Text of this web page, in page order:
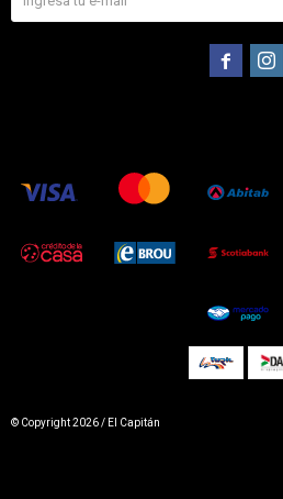
 
© Copyright 2026 / El Capitán